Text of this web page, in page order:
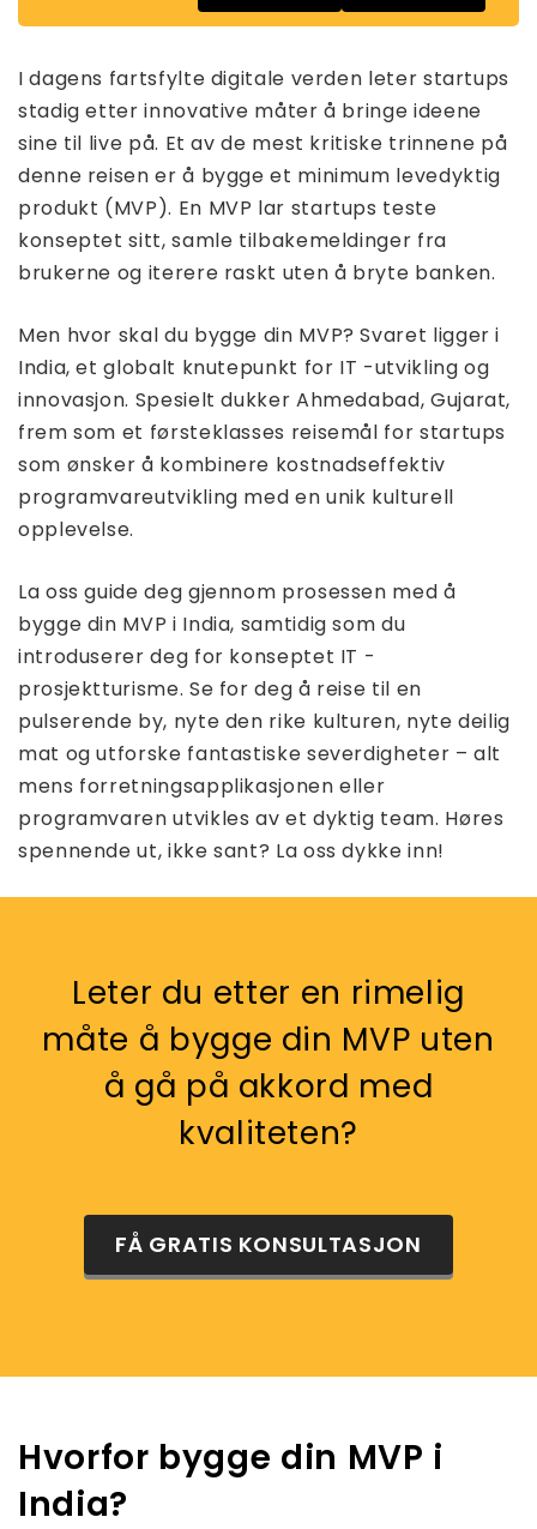
I dagens fartsfylte digitale verden leter startups
stadig etter innovative måter å bringe ideene
sine til live på. Et av de mest kritiske trinnene på
denne reisen er å bygge et minimum levedyktig
produkt (MVP). En MVP lar startups teste
konseptet sitt, samle tilbakemeldinger fra
brukerne og iterere raskt uten å bryte banken.
Men hvor skal du bygge din MVP? Svaret ligger i
India, et globalt knutepunkt for IT -utvikling og
innovasjon. Spesielt dukker Ahmedabad, Gujarat,
frem som et førsteklasses reisemål for startups
som ønsker å kombinere kostnadseffektiv
programvareutvikling med en unik kulturell
opplevelse.
La oss guide deg gjennom prosessen med å
bygge din MVP i India, samtidig som du
introduserer deg for konseptet IT -
prosjektturisme. Se for deg å reise til en
pulserende by, nyte den rike kulturen, nyte deilig
mat og utforske fantastiske severdigheter – alt
mens forretningsapplikasjonen eller
programvaren utvikles av et dyktig team. Høres
spennende ut, ikke sant? La oss dykke inn!
Leter du etter en rimelig
måte å bygge din MVP uten
å gå på akkord med
kvaliteten?
FÅ GRATIS KONSULTASJON
Hvorfor bygge din MVP i
India?